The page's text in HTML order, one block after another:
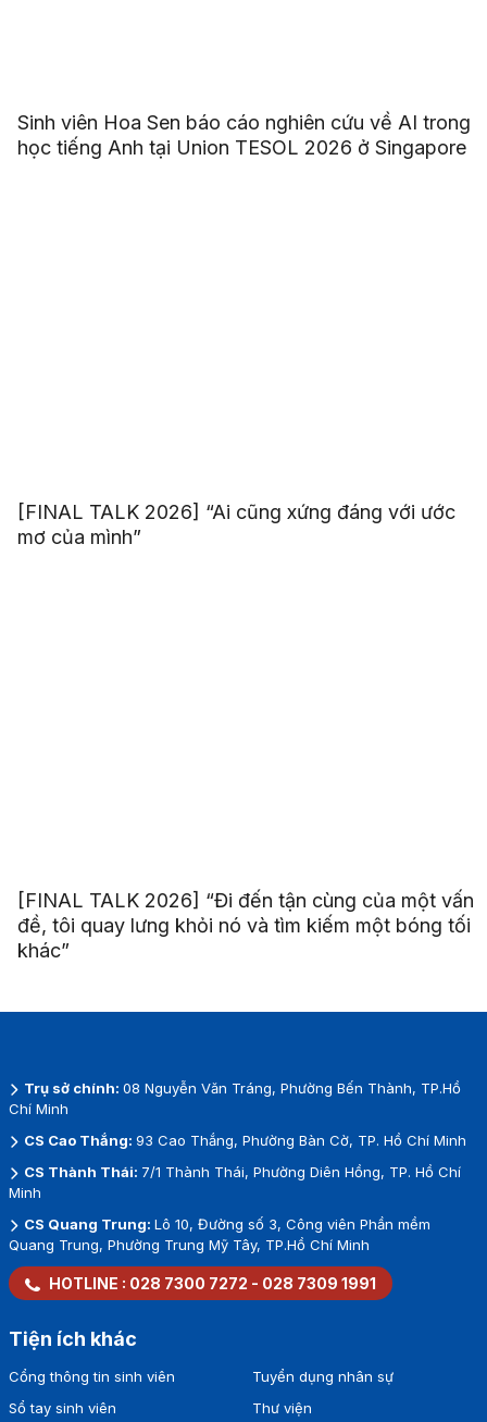
Sinh viên Hoa Sen báo cáo nghiên cứu về AI trong
học tiếng Anh tại Union TESOL 2026 ở Singapore
[FINAL TALK 2026] “Ai cũng xứng đáng với ước
mơ của mình”
[FINAL TALK 2026] “Đi đến tận cùng của một vấn
đề, tôi quay lưng khỏi nó và tìm kiếm một bóng tối
khác”
Trụ sở chính: 08 Nguyễn Văn Tráng, Phường Bến Thành, TP.Hồ
Chí Minh
CS Cao Thắng: 93 Cao Thắng, Phường Bàn Cờ, TP. Hồ Chí Minh
CS Thành Thái: 7/1 Thành Thái, Phường Diên Hồng, TP. Hồ Chí
Minh
CS Quang Trung: Lô 10, Đường số 3, Công viên Phần mềm
Quang Trung, Phường Trung Mỹ Tây, TP.Hồ Chí Minh
HOTLINE : 028 7300 7272 - 028 7309 1991
Tiện ích khác
Cổng thông tin sinh viên
Sổ tay sinh viên
Tuyển dụng nhân sự
Thư viện